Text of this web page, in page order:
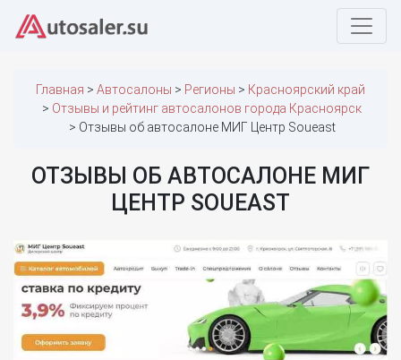
Главная Автосалоны Регионы
Красноярский край
Отзывы и рейтинг автосалонов города Красноярск
Отзывы об автосалоне МИГ Центр Soueast
ОТЗЫВЫ ОБ АВТОСАЛОНЕ МИГ
ЦЕНТР SOUEAST